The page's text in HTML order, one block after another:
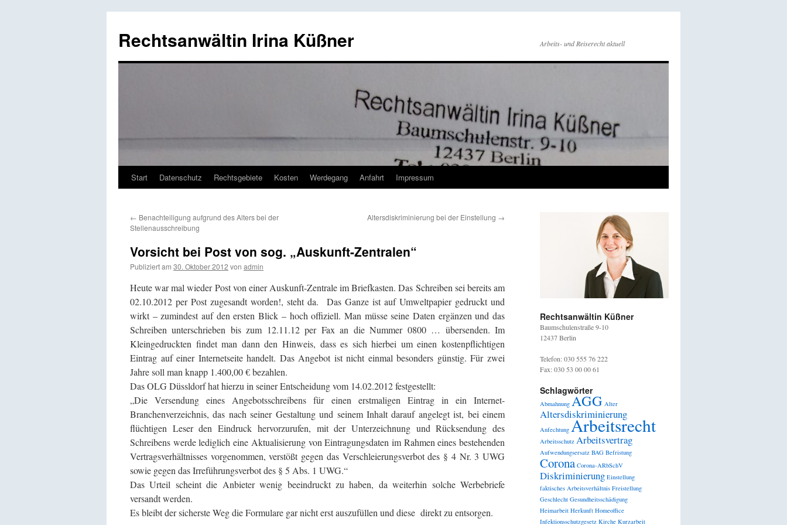
Rechtsanwältin Irina Küßner Arbeits- und Reiserecht aktuell
Springe
Inhalt
Start Datenschutz Rechtsgebiete Kosten Werdegang Anfahrt Impressum
← Benachteiligung aufgrund des Alters bei der
Stellenausschreibung
Altersdiskriminierung bei der Einstellung →
Vorsicht bei Post von sog. „Auskunft-Zentralen“
Publiziert am 30. Oktober 2012 von admin
Heute war mal wieder Post von einer Auskunft-Zentrale im Briefkasten. Das Schreiben sei bereits am
02.10.2012 per Post zugesandt worden!, steht da. Das Ganze ist auf Umweltpapier gedruckt und
wirkt – zumindest auf den ersten Blick – hoch offiziell. Man müsse seine Daten ergänzen und das
Schreiben unterschrieben bis zum 12.11.12 per Fax an die Nummer 0800 … übersenden. Im
Kleingedruckten findet man dann den Hinweis, dass es sich hierbei um einen kostenpflichtigen
Eintrag auf einer Internetseite handelt. Das Angebot ist nicht einmal besonders günstig. Für zwei
Jahre soll man knapp 1.400,00 € bezahlen.
Das OLG Düssldorf hat hierzu in seiner Entscheidung vom 14.02.2012 festgestellt:
„Die Versendung eines Angebotsschreibens für einen erstmaligen Eintrag in ein Internet-
Branchenverzeichnis, das nach seiner Gestaltung und seinem Inhalt darauf angelegt ist, bei einem
flüchtigen Leser den Eindruck hervorzurufen, mit der Unterzeichnung und Rücksendung des
Schreibens werde lediglich eine Aktualisierung von Eintragungsdaten im Rahmen eines bestehenden
Vertragsverhältnisses vorgenommen, verstößt gegen das Verschleierungsverbot des § 4 Nr. 3 UWG
sowie gegen das Irreführungsverbot des § 5 Abs. 1 UWG.“
Das Urteil scheint die Anbieter wenig beeindruckt zu haben, da weiterhin solche Werbebriefe
versandt werden.
Es bleibt der sicherste Weg die Formulare gar nicht erst auszufüllen und diese direkt zu entsorgen.
Rechtsanwältin Küßner
Baumschulenstraße 9-10
12437 Berlin
Telefon: 030 555 76 222
Fax: 030 53 00 00 61
Schlagwörter
Abmahnung AGG Alter
Altersdiskriminierung
Anfechtung Arbeitsrecht
Arbeitsschutz Arbeitsvertrag
Aufwendungsersatz BAG Befristung
Corona Corona-ARbSchV
Diskriminierung Einstellung
faktisches Arbeitsverhältnis Freistellung
Geschlecht Gesundheitsschädigung
Heimarbeit Herkunft Homeoffice
Infektionsschutzgesetz Kirche Kurzarbeit